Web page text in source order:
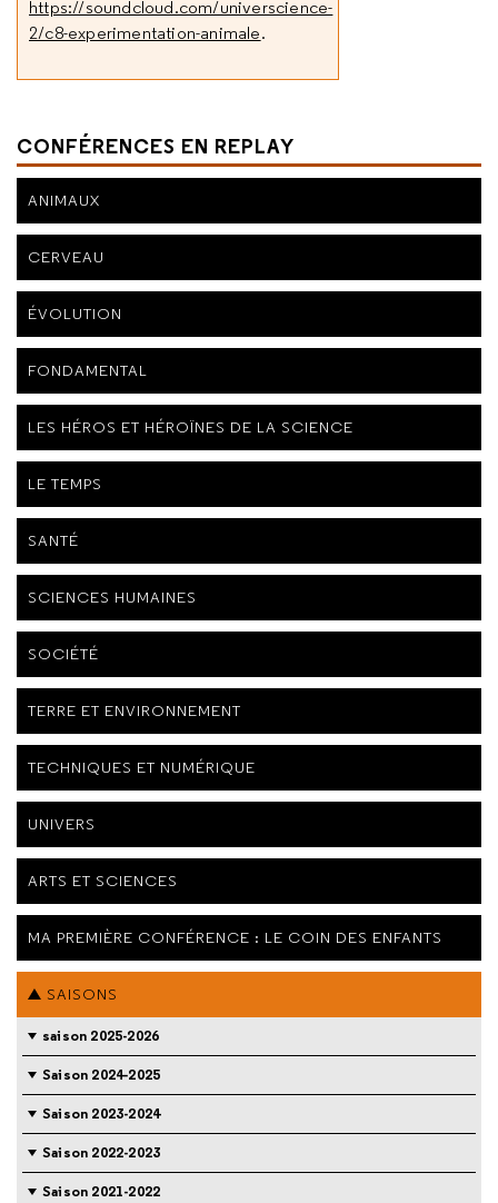
https://soundcloud.com/universcience-
2/c8-experimentation-animale.
CONFÉRENCES EN REPLAY
ANIMAUX
CERVEAU
ÉVOLUTION
FONDAMENTAL
LES HÉROS ET HÉROÏNES DE LA SCIENCE
LE TEMPS
SANTÉ
SCIENCES HUMAINES
SOCIÉTÉ
TERRE ET ENVIRONNEMENT
TECHNIQUES ET NUMÉRIQUE
UNIVERS
ARTS ET SCIENCES
MA PREMIÈRE CONFÉRENCE : LE COIN DES ENFANTS
SAISONS
saison 2025-2026
Saison 2024-2025
Saison 2023-2024
Saison 2022-2023
Saison 2021-2022